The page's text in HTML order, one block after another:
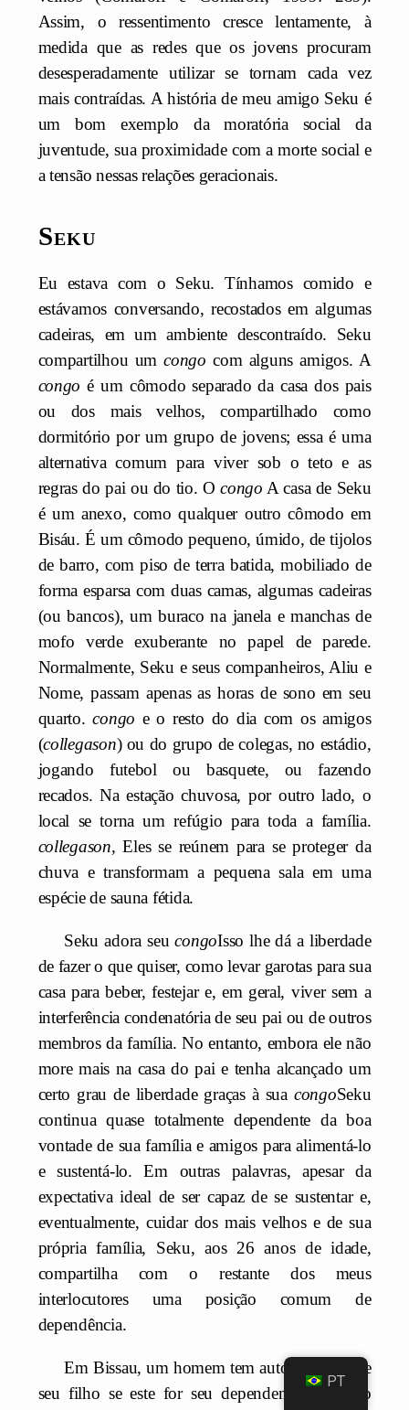
Assim, o ressentimento cresce lentamente, à
medida que as redes que os jovens procuram
desesperadamente utilizar se tornam cada vez
mais contraídas. A história de meu amigo Seku é
um bom exemplo da moratória social da
juventude, sua proximidade com a morte social e
a tensão nessas relações geracionais.
Seku
Eu estava com o Seku. Tínhamos comido e
estávamos conversando, recostados em algumas
cadeiras, em um ambiente descontraído. Seku
compartilhou umcongo com alguns amigos. A
congo é um cômodo separado da casa dos pais
ou dos mais velhos, compartilhado como
dormitório por um grupo de jovens; essa é uma
alternativa comum para viver sob o teto e as
regras do pai ou do tio. O congo A casa de Seku
é um anexo, como qualquer outro cômodo em
Bisáu. É um cômodo pequeno, úmido, de tijolos
de barro, com piso de terra batida, mobiliado de
forma esparsa com duas camas, algumas cadeiras
(ou bancos), um buraco na janela e manchas de
mofo verde exuberante no papel de parede.
Normalmente, Seku e seus companheiros, Aliu e
Nome, passam apenas as horas de sono em seu
quarto.congo e o resto do dia com os amigos
(collegason) ou do grupo de colegas, no estádio,
jogando futebol ou basquete, ou fazendo
recados. Na estação chuvosa, por outro lado, o
local se torna um refúgio para toda a família.
collegason, Eles se reúnem para se proteger da
chuva e transformam a pequena sala em uma
espécie de sauna fétida.
Seku adora seucongoIsso lhe dá a liberdade
de fazer o que quiser, como levar garotas para sua
casa para beber, festejar e, em geral, viver sem a
interferência condenatória de seu pai ou de outros
membros da família. No entanto, embora ele não
more mais na casa do pai e tenha alcançado um
certo grau de liberdade graças à sua congoSeku
continua quase totalmente dependente da boa
vontade de sua família e amigos para alimentá-lo
e sustentá-lo. Em outras palavras, apesar da
expectativa ideal de ser capaz de se sustentar e,
eventualmente, cuidar dos mais velhos e de sua
própria família, Seku, aos 26 anos de idade,
compartilha com o restante dos meus
interlocutores uma posição comum de
dependência.
Em Bissau, um homem tem autoridade sobre
seu filho se este for seu dependente,
e o
PT